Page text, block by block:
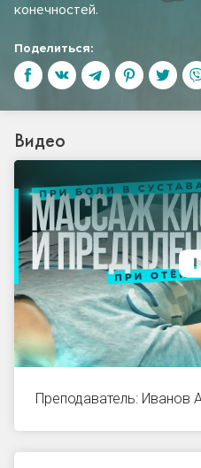
конечностей.
Поделиться:
Видео
Преподаватель: Иванов